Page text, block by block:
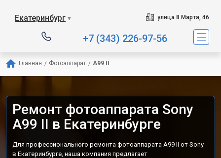
Екатеринбург ▼ улица 8 Марта, 46
+7 (343) 226-97-56
Главная / Фотоаппарат / A99 II
Ремонт фотоаппарата Sony
A99 II в Екатеринбурге
Для профессионального ремонта фотоаппарата A99 II от Sony
в Екатеринбурге, наша компания предлагает